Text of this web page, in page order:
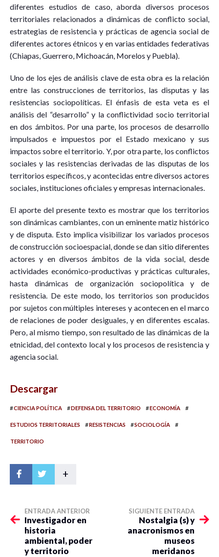
diferentes estudios de caso, aborda diversos procesos
territoriales relacionados a dinámicas de conflicto social,
estrategias de resistencia y prácticas de agencia social de
diferentes actores étnicos y en varias entidades federativas
(Chiapas, Guerrero, Michoacán, Morelos y Puebla).
Uno de los ejes de análisis clave de esta obra es la relación
entre las construcciones de territorios, las disputas y las
resistencias sociopolíticas. El énfasis de esta veta es el
análisis del “desarrollo” y la conflictividad socio territorial
en dos ámbitos. Por una parte, los procesos de desarrollo
impulsados e impuestos por el Estado mexicano y sus
impactos sobre el territorio. Y, por otra parte, los conflictos
sociales y las resistencias derivadas de las disputas de los
territorios específicos, y acontecidas entre diversos actores
sociales, instituciones oficiales y empresas internacionales.
El aporte del presente texto es mostrar que los territorios
son dinámicas cambiantes, con un eminente matiz histórico
y de disputa. Esto implica visibilizar los variados procesos
de construcción socioespacial, donde se dan sitio diferentes
actores y en diversos ámbitos de la vida social, desde
actividades económico-productivas y prácticas culturales,
hasta dinámicas de organización sociopolítica y de
resistencia. De este modo, los territorios son producidos
por sujetos con múltiples intereses y acontecen en el marco
de relaciones de poder desiguales, y en diferentes escalas.
Pero, al mismo tiempo, son resultado de las dinámicas de la
etnicidad, del contexto local y los procesos de resistencia y
agencia social.
Descargar
#CIENCIA POLÍTICA #DEFENSA DEL TERRITORIO #ECONOMÍA #
ESTUDIOS TERRITORIALES #RESISTENCIAS #SOCIOLOGÍA #
TERRITORIO
+
ENTRADA ANTERIOR
Investigador en
historia
ambiental, poder
y territorio
SIGUIENTE ENTRADA
Nostalgia (s) y
anacronismos en
museos
meridanos